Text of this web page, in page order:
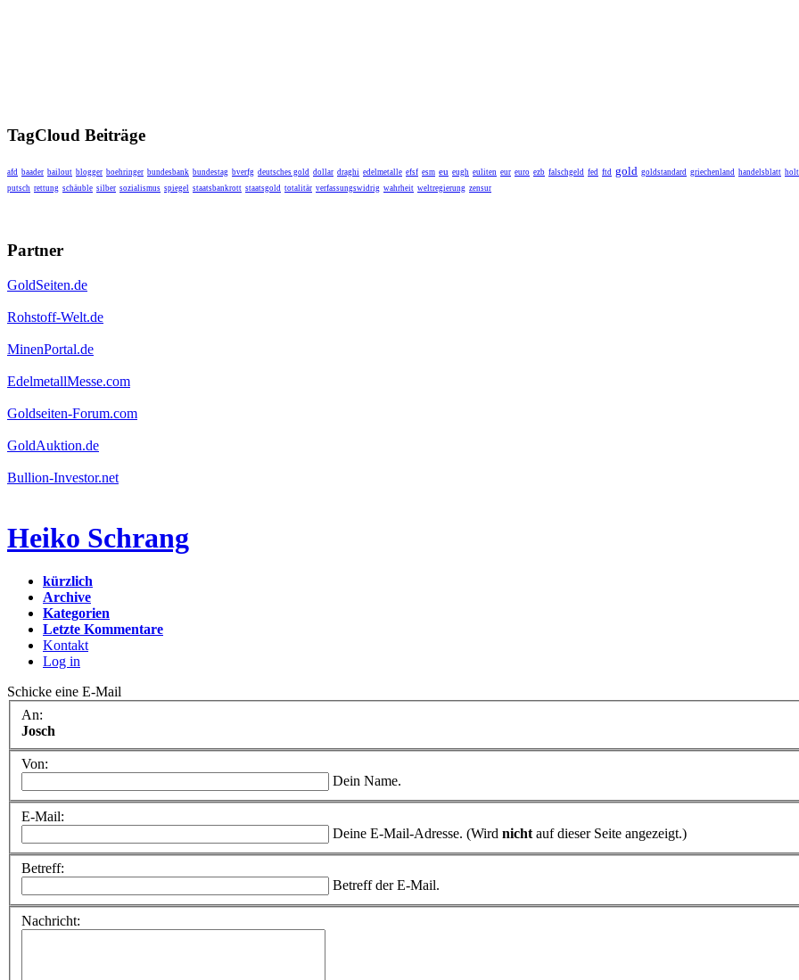
TagCloud Beiträge
afd baader bailout blogger boehringer bundesbank bundestag bverfg deutsches gold dollar draghi edelmetalle efsf esm eu eugh euliten eur euro ezb falschgeld fed ftd gold goldstandard griechenland handelsblatt holt
putsch rettung schäuble silber sozialismus spiegel staatsbankrott staatsgold totalitär verfassungswidrig wahrheit weltregierung zensur
Partner
GoldSeiten.de
Rohstoff-Welt.de
MinenPortal.de
EdelmetallMesse.com
Goldseiten-Forum.com
GoldAuktion.de
Bullion-Investor.net
Heiko Schrang
kürzlich
Archive
Kategorien
Letzte Kommentare
Kontakt
Log in
Schicke eine E-Mail
An:
Josch
Von:
Dein Name.
E-Mail:
Deine E-Mail-Adresse. (Wird nicht auf dieser Seite angezeigt.)
Betreff:
Betreff der E-Mail.
Nachricht: